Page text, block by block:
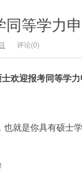
同等学力
评论(0)
欢迎报考同等学力
就是你具有硕士